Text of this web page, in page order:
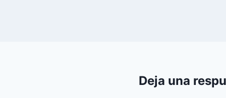
Deja una